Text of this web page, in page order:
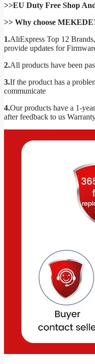
>>EU Duty Free Shop
>> Why choose
1.AliExpress Top 12
provide updates for
2.All products have been
3.If the product has a
communicate
4.Our products have a 1-
after feedback to us